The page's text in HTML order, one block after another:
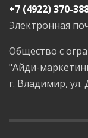
+7 (4922) 370-
Электронная
Общество с
"Айди-
г. Владимир, ул.